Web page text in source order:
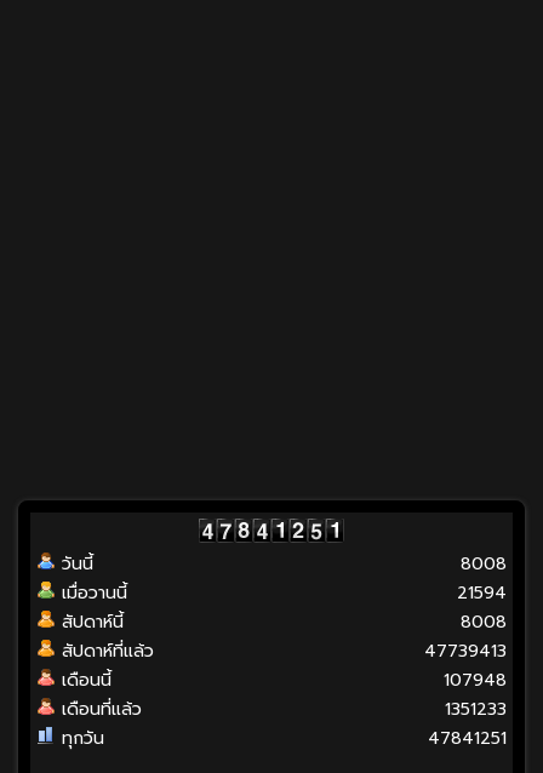
วันนี้
เมื่อวานนี้
สัปดาห์นี้
สัปดาห์ที่แล้ว
เดือนนี้
เดือนที่แล้ว
ทุกวัน
8008
21594
8008
47739413
107948
1351233
47841251